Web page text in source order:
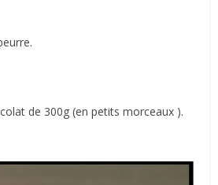
de 300g (en petits morceaux ).